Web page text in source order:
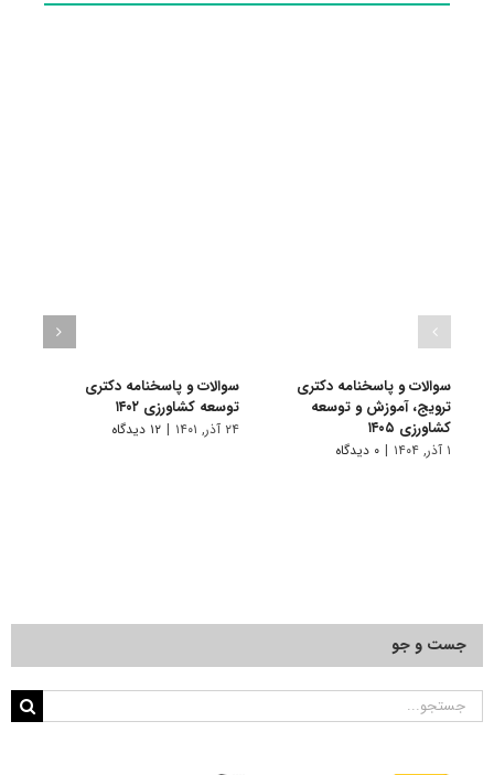
سوالات و پاسخنامه دکتری
ترویج، آموزش و توسعه
کشاورزی ۱۴۰۵
۱ آذر, ۱۴۰۴ | ۰ دیدگاه
سوالات و پاسخنامه دکتری
توسعه کشاورزی ۱۴۰۲
۲۴ آذر, ۱۴۰۱ | ۱۲ دیدگاه
جست و جو
جستجو